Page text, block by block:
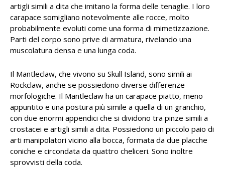
artigli simili a dita che imitano la forma delle tenaglie. I loro
carapace somigliano notevolmente alle rocce, molto
probabilmente evoluti come una forma di mimetizzazione.
Parti del corpo sono prive di armatura, rivelando una
muscolatura densa e una lunga coda.
Il Mantleclaw, che vivono su Skull Island, sono simili ai
Rockclaw, anche se possiedono diverse differenze
morfologiche. Il Mantleclaw ha un carapace piatto, meno
appuntito e una postura più simile a quella di un granchio,
con due enormi appendici che si dividono tra pinze simili a
crostacei e artigli simili a dita. Possiedono un piccolo paio di
arti manipolatori vicino alla bocca, formata da due placche
coniche e circondata da quattro cheliceri. Sono inoltre
sprovvisti della coda.